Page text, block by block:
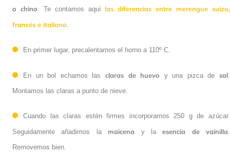
o chino. Te contamos aquí las diferencias entre merengue suizo,
francés e italiano.
En primer lugar, precalentamos el horno a 110º C.
En un bol echamos las claras de huevo y una pizca desal.
Montamos las claras a punto de nieve.
Cuando las claras estén firmes incorporamos 250 g de azúcar.
Seguidamente añadimos la maicena y laesencia de vainilla.
Removemos bien.